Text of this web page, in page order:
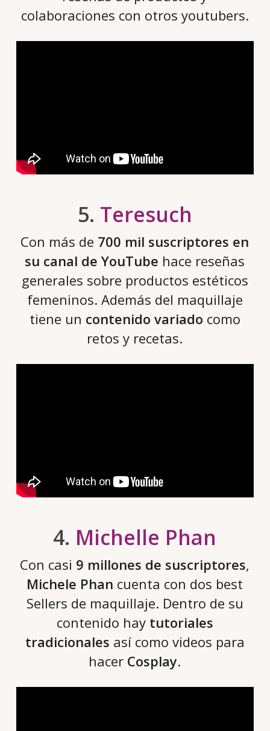
colaboraciones con otros youtubers.
5. Teresuch
Con más de 700 mil suscriptores en
su canal de YouTube hace reseñas
generales sobre productos estéticos
femeninos. Además del maquillaje
tiene un contenido variado como
retos y recetas.
4. Michelle Phan
Con casi 9 millones de suscriptores,
Michele Phan cuenta con dos best
Sellers de maquillaje. Dentro de su
contenido hay tutoriales
tradicionales así como videos para
hacer Cosplay.